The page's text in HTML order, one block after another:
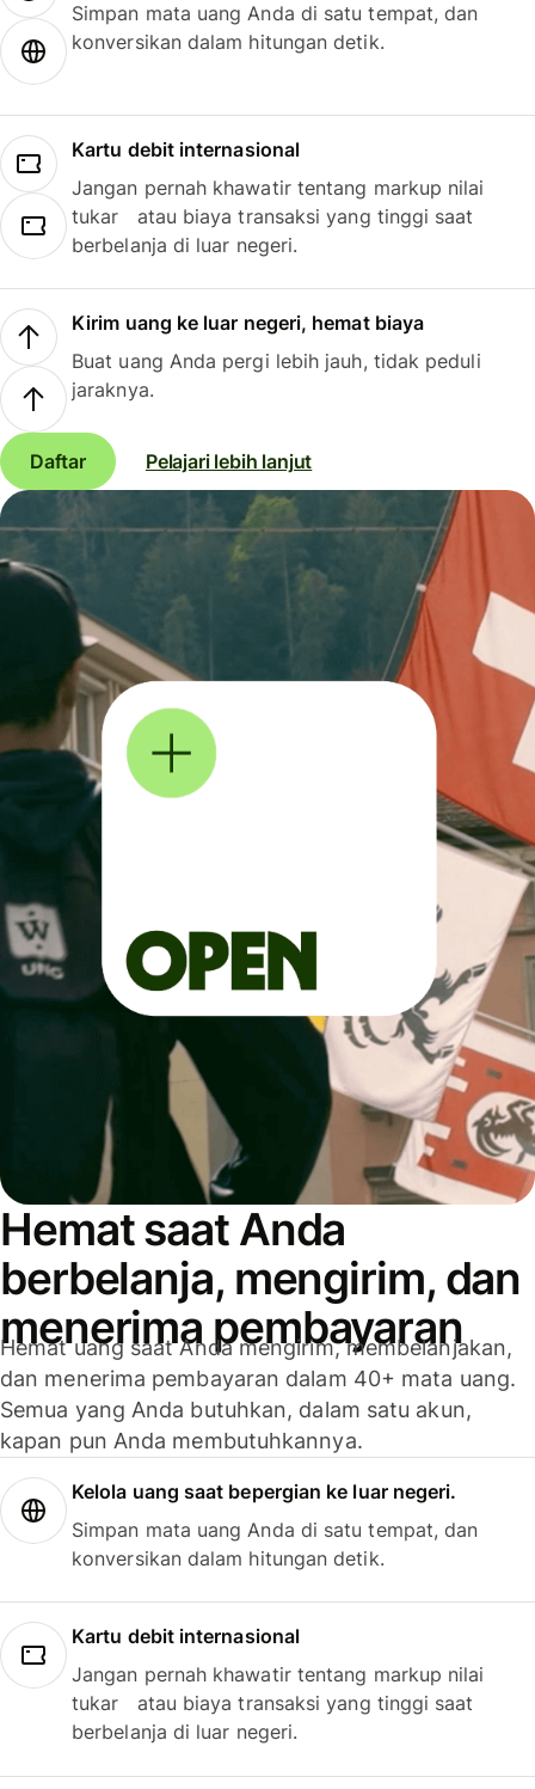
Simpan mata uang Anda di satu tempat, dan
konversikan dalam hitungan detik.
Kartu debit internasional
Jangan pernah khawatir tentang markup nilai
tukar atau biaya transaksi yang tinggi saat
berbelanja di luar negeri.
Kirim uang ke luar negeri, hemat biaya
Buat uang Anda pergi lebih jauh, tidak peduli
jaraknya.
Daftar Pelajari lebih lanjut
Hemat saat Anda
berbelanja, mengirim, dan
menerima pembayaran
Hemat uang saat Anda mengirim, membelanjakan,
dan menerima pembayaran dalam 40+ mata uang.
Semua yang Anda butuhkan, dalam satu akun,
kapan pun Anda membutuhkannya.
Kelola uang saat bepergian ke luar negeri.
Simpan mata uang Anda di satu tempat, dan
konversikan dalam hitungan detik.
Kartu debit internasional
Jangan pernah khawatir tentang markup nilai
tukar atau biaya transaksi yang tinggi saat
berbelanja di luar negeri.